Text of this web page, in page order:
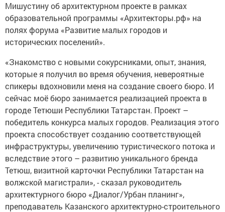
Мишустину об архитектурном проекте в рамках
образовательной программы «Архитекторы.рф» на
полях форума «Развитие малых городов и
исторических поселений».
«Знакомство с новыми сокурсниками, опыт, знания,
которые я получил во время обучения, невероятные
спикеры вдохновили меня на создание своего бюро. И
сейчас моё бюро занимается реализацией проекта в
городе Тетюши Республики Татарстан. Проект –
победитель конкурса малых городов. Реализация этого
проекта способствует созданию соответствующей
инфраструктуры, увеличению туристического потока и
вследствие этого – развитию уникального бренда
Тетюш, визитной карточки Республики Татарстан на
волжской магистрали», - сказал руководитель
архитектурного бюро «Диалог/Урбан планинг»,
преподаватель Казанского архитектурно-строительного